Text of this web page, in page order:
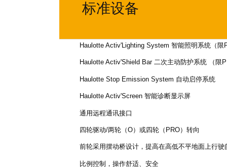
标准设备
Haulotte Activ'Lighting System 智能照明系统（限
Haulotte Activ'Shield Bar 二次主动防护系统 （限
Haulotte Stop Emission System 自动启停系统
Haulotte Activ'Screen 智能诊断显示屏
通用远程通讯接口
四轮驱动/两轮（O）或四轮（PRO）转向
前轮采用摆动桥设计，提高在高低不平地面上行驶
比例控制，操作舒适、安全